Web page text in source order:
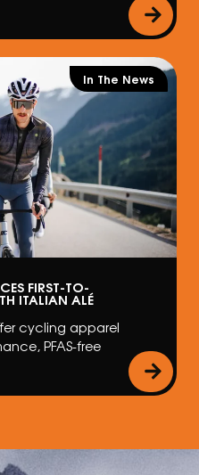
In The News
FIRST-TO-
ITALIAN ALÉ
cycling apparel
PFAS-free